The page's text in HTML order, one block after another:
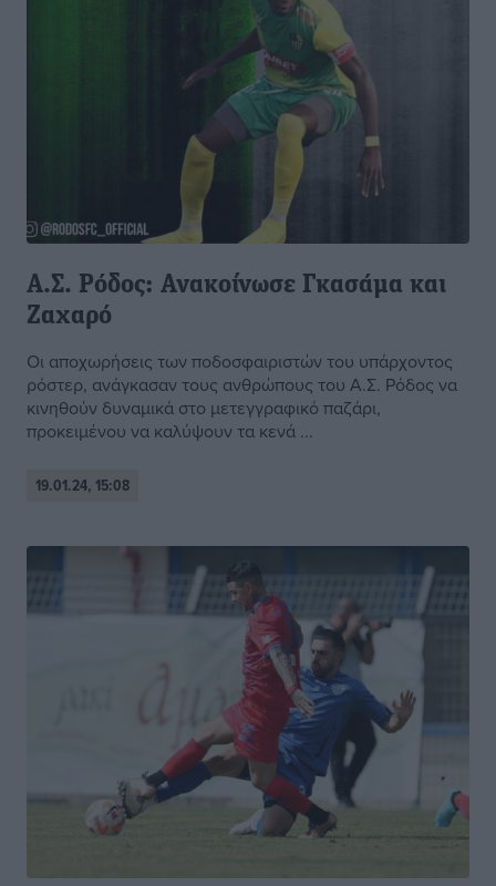
Α.Σ. Ρόδος: Ανακοίνωσε Γκασάμα και
Ζαχαρό
Οι αποχωρήσεις των ποδοσφαιριστών του υπάρχοντος
ρόστερ, ανάγκασαν τους ανθρώπους του Α.Σ. Ρόδος να
κινηθούν δυναμικά στο μετεγγραφικό παζάρι,
προκειμένου να καλύψουν τα κενά ...
19.01.24, 15:08